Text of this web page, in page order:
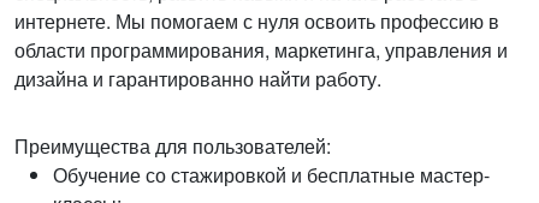
интернете. Мы помогаем с нуля освоить профессию в
области программирования, маркетинга, управления и
дизайна и гарантированно найти работу.
Преимущества для пользователей:
Обучение со стажировкой и бесплатные мастер-